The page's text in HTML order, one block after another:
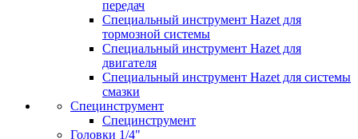
передач
Специальный инструмент Hazet для
тормозной системы
Специальный инструмент Hazet для
двигателя
Специальный инструмент Hazet для системы
смазки
Специнструмент
Специнструмент
Головки 1/4"